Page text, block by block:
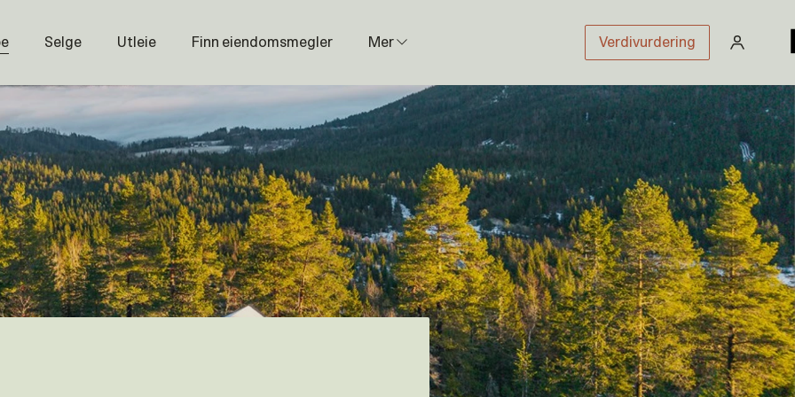
Selge Utleie Finn eiendomsmegler Mer
Prisstatistikk
Næring
Magasin
Om oss
Åpenhetsloven
Prisliste
Karriere
Verdivurdering